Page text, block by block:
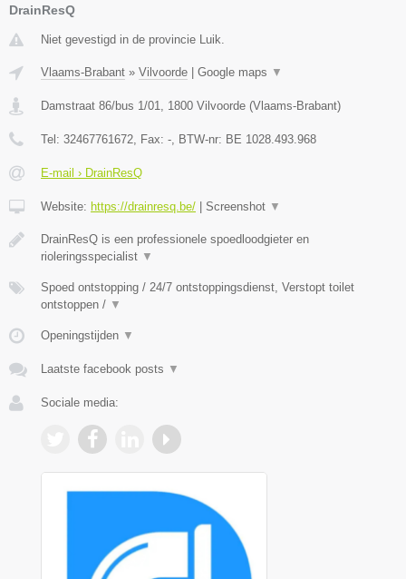
DrainResQ
Niet gevestigd in de provincie Luik.
Vlaams-Brabant » Vilvoorde | Google maps ▼
Damstraat 86/bus 1/01 1800 Vilvoorde (Vlaams-Brabant)
Tel: 32467761672 , Fax: - , BTW-nr: BE 1028.493.968
E-mail › DrainResQ
Website: https://drainresq.be/ | Screenshot ▼
DrainResQ is een professionele spoedloodgieter en
rioleringsspecialist ▼
Spoed ontstopping / 24/7 ontstoppingsdienst, Verstopt toilet
ontstoppen / ▼
Openingstijden ▼
Laatste facebook posts ▼
Sociale media: